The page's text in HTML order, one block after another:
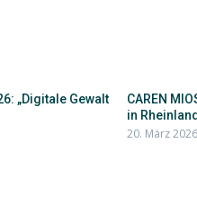
„Digitale Gewalt
CAREN
in
20. März 2026